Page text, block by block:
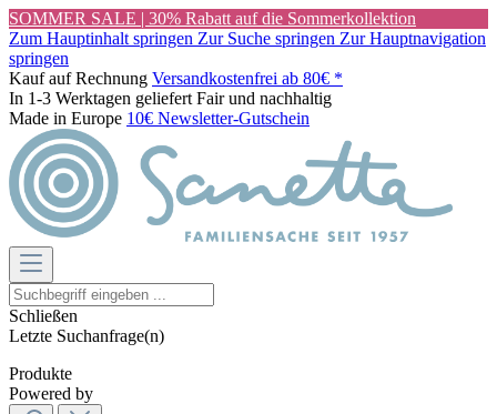
SOMMER SALE | 30% Rabatt auf die Sommerkollektion
Zum Hauptinhalt springen Zur Suche springen Zur Hauptnavigation
springen
Kauf auf Rechnung Versandkostenfrei ab 80€ *
In 1-3 Werktagen geliefert Fair und nachhaltig
Made in Europe 10€ Newsletter-Gutschein
Schließen
Letzte Suchanfrage(n)
Produkte
Powered by